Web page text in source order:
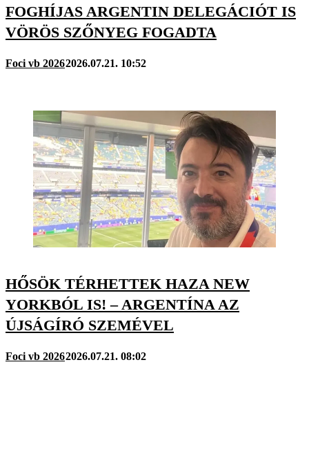
FOGHÍJAS ARGENTIN DELEGÁCIÓT IS
VÖRÖS SZŐNYEG FOGADTA
Foci vb 20262026.07.21. 10:52
HŐSÖK TÉRHETTEK HAZA NEW
YORKBÓL IS! – ARGENTÍNA AZ
ÚJSÁGÍRÓ SZEMÉVEL
Foci vb 20262026.07.21. 08:02